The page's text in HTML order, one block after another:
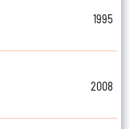
1995
2008